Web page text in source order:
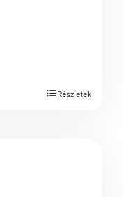
Részletek